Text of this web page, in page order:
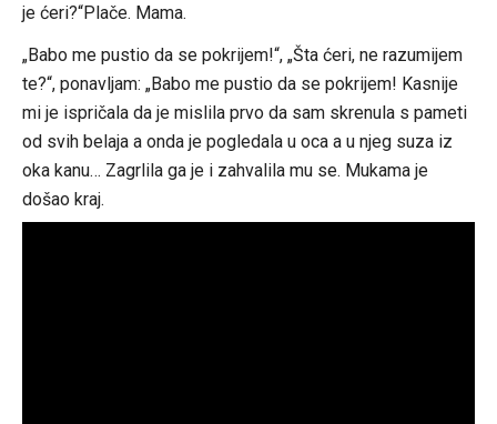
je ćeri?“Plače. Mama.
„Babo me pustio da se pokrijem!“, „Šta ćeri, ne razumijem
te?“, ponavljam: „Babo me pustio da se pokrijem! Kasnije
mi je ispričala da je mislila prvo da sam skrenula s pameti
od svih belaja a onda je pogledala u oca a u njeg suza iz
oka kanu… Zagrlila ga je i zahvalila mu se. Mukama je
došao kraj.